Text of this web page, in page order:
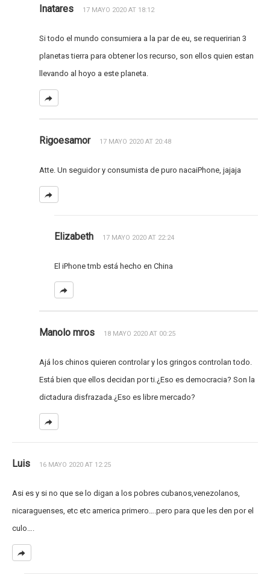
Inatares 17 MAYO 2020 AT 18:12
Si todo el mundo consumiera a la par de eu, se requeririan 3
planetas tierra para obtener los recurso, son ellos quien estan
llevando al hoyo a este planeta.
Rigoesamor 17 MAYO 2020 AT 20:48
Atte. Un seguidor y consumista de puro nacaiPhone, jajaja
Elizabeth 17 MAYO 2020 AT 22:24
El iPhone tmb está hecho en China
Manolo mros 18 MAYO 2020 AT 00:25
Ajá los chinos quieren controlar y los gringos controlan todo.
Está bien que ellos decidan por ti.¿Eso es democracia? Son la
dictadura disfrazada.¿Eso es libre mercado?
Luis 16 MAYO 2020 AT 12:25
Asi es y si no que se lo digan a los pobres cubanos,venezolanos,
nicaraguenses, etc etc america primero….pero para que les den por el
culo….